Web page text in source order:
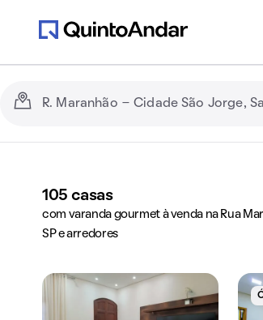
105 casas
com varanda gourmet à venda na Rua
SP e arredores